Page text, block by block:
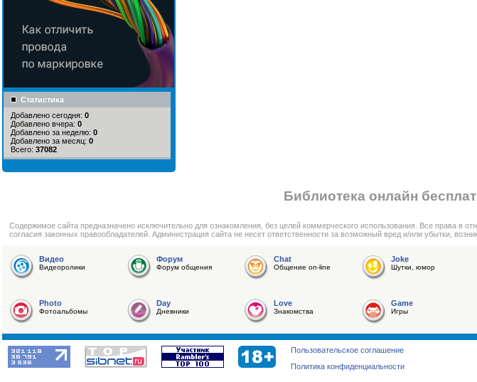
Статистика
Добавлено сегодня: 0
Добавлено вчера: 0
Добавлено за неделю: 0
Добавлено за месяц: 0
Всего: 37082
Библиотека онлайн
Cодержимое сайта предназначено исключительно для ознакомления, без целей коммерческого использования. Все права
согласия законных правообладателей. Администрация сайта не несет ответственности за возможный вред и/или убытки,
Видео
Видеоролики
Форум
Форум общения
Chat
Общение on-line
Joke
Шутки, юмор
Photo
Фотоальбомы
Day
Дневники
Love
Знакомства
Game
Игры
Пользовательское соглашение
Политика конфиденциальности